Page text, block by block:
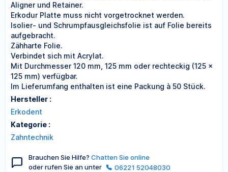
Aligner und Retainer.
Erkodur Platte muss nicht vorgetrocknet werden.
Isolier- und Schrumpfausgleichsfolie ist auf Folie bereits
aufgebracht.
Zähharte Folie.
Verbindet sich mit Acrylat.
Mit Durchmesser 120 mm, 125 mm oder rechteckig (125 ×
125 mm) verfügbar.
Im Lieferumfang enthalten ist eine Packung à 50 Stück.
Hersteller :
Erkodent
Kategorie :
Zahntechnik
Brauchen Sie Hilfe? Chatten Sie online
oder rufen Sie an unter
06221 52048030